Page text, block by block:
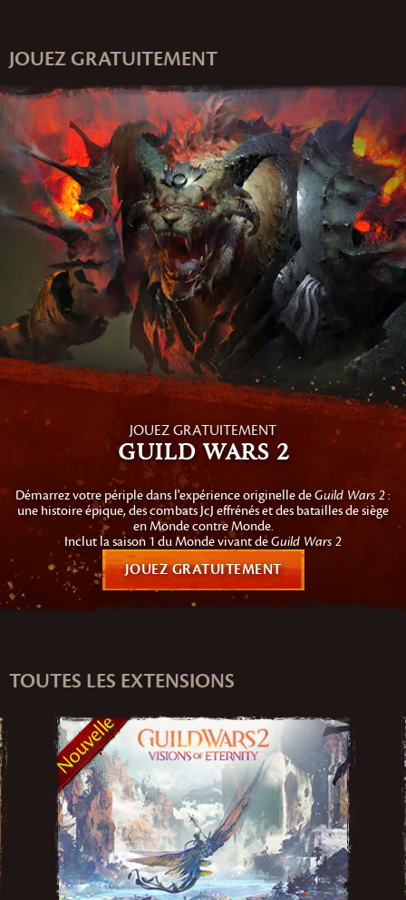
JOUEZ GRATUITEMENT
JOUEZ GRATUITEMENT
Guild Wars 2
Démarrez votre périple dans l'expérience originelle deGuild Wars 2:
une histoire épique, des combats JcJ effrénés et des batailles de siège
en Monde contre Monde.
Inclut la saison 1 du Monde vivant deGuild Wars 2
JOUEZ GRATUITEMENT
TOUTES LES EXTENSIONS
Nouvelle